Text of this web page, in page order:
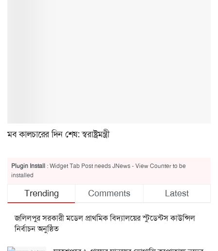
মব কালচারের দিন শেষ: স্বরাষ্ট্রমন্ত্রী
Plugin Install : Widget Tab Post needs JNews - View Counter to be
installed
Trending Comments Latest
জলিলপুর সরকারী মডেল প্রাথমিক বিদ্যালয়ের স্টুডেন্টস কাউন্সিল
নির্বাচন অনুষ্ঠিত